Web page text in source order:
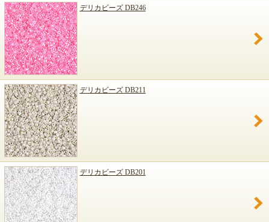
デリカビーズ DB246
デリカビーズ DB211
デリカビーズ DB201